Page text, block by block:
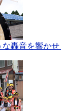
轟音を響かせ